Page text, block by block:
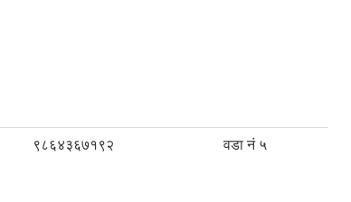
९८६४३६७१९२ वडा नं ५